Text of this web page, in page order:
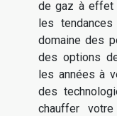
de gaz à effet
les
domaine des
des options
les années à
des
chauffer